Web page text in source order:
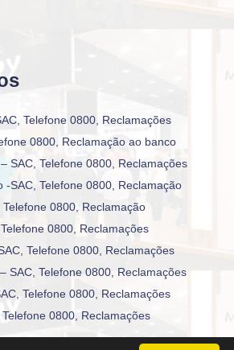
Telefone 0800, Reclamações
0800, Reclamação ao banco
SAC, Telefone 0800, Reclamações
-SAC, Telefone 0800, Reclamação
0800, Reclamação
0800, Reclamações
Telefone 0800, Reclamações
SAC, Telefone 0800, Reclamações
Telefone 0800, Reclamações
0800, Reclamações